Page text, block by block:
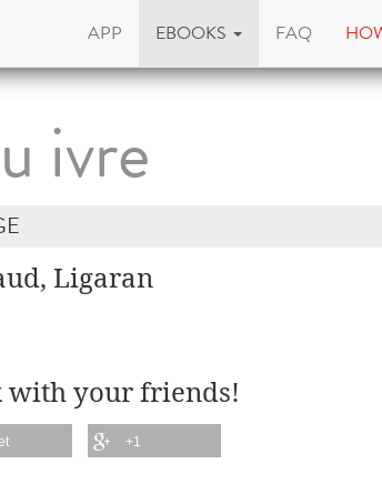
APP EBOOKS FAQ
ivre
Ligaran
with your friends!
+1